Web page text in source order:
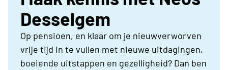
Desselgem
Op pensioen, en klaar om je nieuwverworven
vrije tijd in te vullen met nieuwe uitdagingen,
boeiende uitstappen en gezelligheid? Dan ben